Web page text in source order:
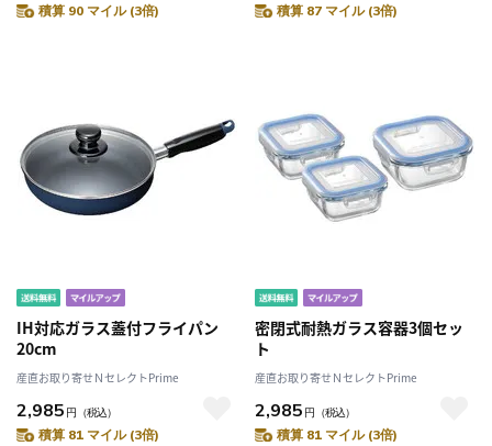
積算 90 マイル (3倍) 積算 87 マイル (3倍)
IH対応ガラス蓋付フライパン
20cm
産直お取り寄せＮセレクトPrime
2,985 円 （税込）
積算 81 マイル (3倍)
密閉式耐熱ガラス容器3個セッ
ト
産直お取り寄せＮセレクトPrime
2,985 円 （税込）
積算 81 マイル (3倍)